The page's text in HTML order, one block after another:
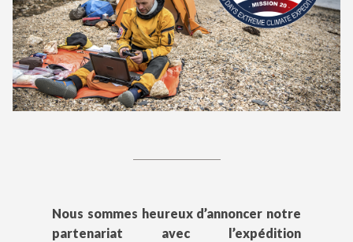
Nous sommes heureux d’annoncer notre
partenariat avec l’expédition